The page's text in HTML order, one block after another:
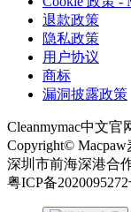
退款政策
隐私政策
用户协议
商标
漏洞披露政策
Cleanmymac中文
Copyright©
深圳市前海深港合
粤ICP备